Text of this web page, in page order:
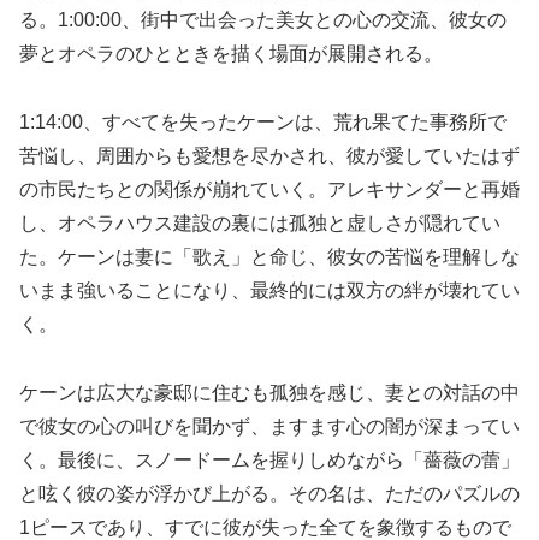
る。1:00:00、街中で出会った美女との心の交流、彼女の
夢とオペラのひとときを描く場面が展開される。
1:14:00、すべてを失ったケーンは、荒れ果てた事務所で
苦悩し、周囲からも愛想を尽かされ、彼が愛していたはず
の市民たちとの関係が崩れていく。アレキサンダーと再婚
し、オペラハウス建設の裏には孤独と虚しさが隠れてい
た。ケーンは妻に「歌え」と命じ、彼女の苦悩を理解しな
いまま強いることになり、最終的には双方の絆が壊れてい
く。
ケーンは広大な豪邸に住むも孤独を感じ、妻との対話の中
で彼女の心の叫びを聞かず、ますます心の闇が深まってい
く。最後に、スノードームを握りしめながら「薔薇の蕾」
と呟く彼の姿が浮かび上がる。その名は、ただのパズルの
1ピースであり、すでに彼が失った全てを象徴するもので